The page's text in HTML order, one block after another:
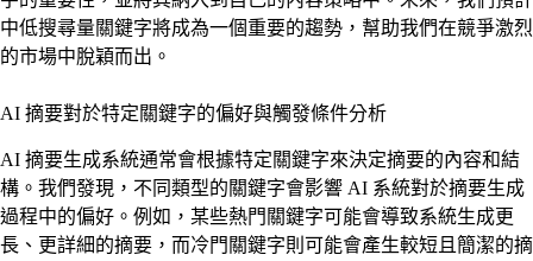
中低搜尋量關鍵字將成為一個重要的趨勢，幫助我們在競爭激烈
的市場中脫穎而出。
AI 摘要對於特定關鍵字的偏好與觸發條件分析
AI 摘要生成系統通常會根據特定關鍵字來決定摘要的內容和結
構。我們發現，不同類型的關鍵字會影響 AI 系統對於摘要生成
過程中的偏好。例如，某些熱門關鍵字可能會導致系統生成更
長、更詳細的摘要，而冷門關鍵字則可能會產生較短且簡潔的摘